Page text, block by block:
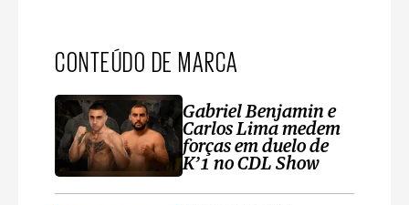
CONTEÚDO DE MARCA
Gabriel Benjamin e
Carlos Lima medem
forças em duelo de
K’1 no CDL Show